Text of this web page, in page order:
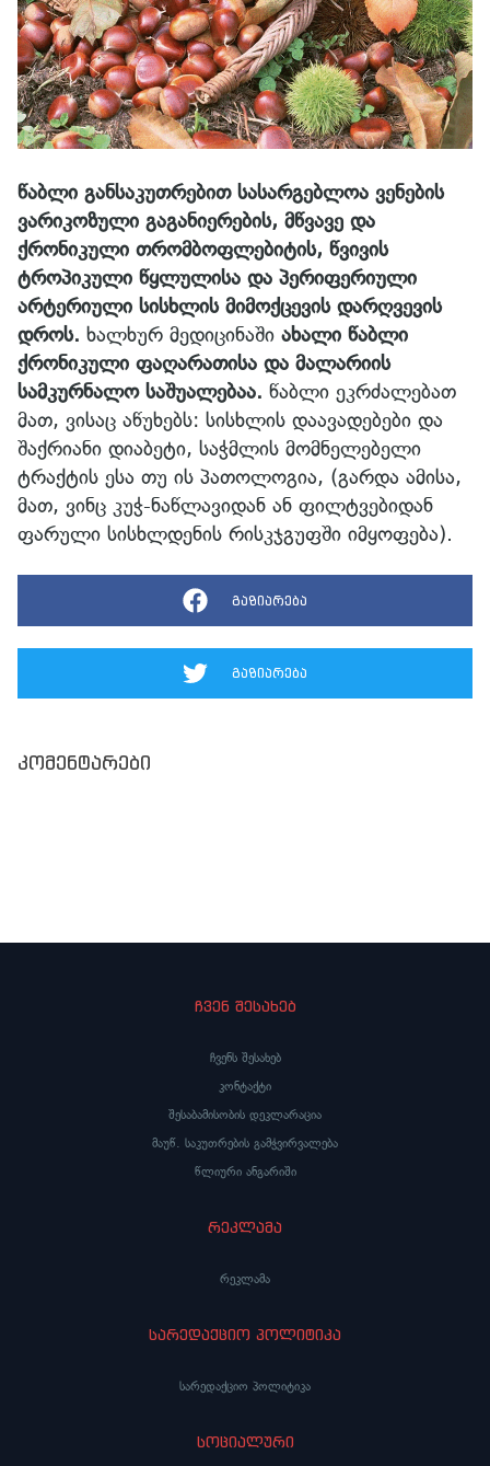
წაბლი განსაკუთრებით სასარგებლოა ვენების
ვარიკოზული გაგანიერების, მწვავე და
ქრონიკული თრომბოფლებიტის, წვივის
ტროპიკული წყლულისა და პერიფერიული
არტერიული სისხლის მიმოქცევის დარღვევის
დროს. ხალხურ მედიცინაში ახალი წაბლი
ქრონიკული ფაღარათისა და მალარიის
სამკურნალო საშუალებაა. წაბლი ეკრძალებათ
მათ, ვისაც აწუხებს: სისხლის დაავადებები და
შაქრიანი დიაბეტი, საჭმლის მომნელებელი
ტრაქტის ესა თუ ის პათოლოგია, (გარდა ამისა,
მათ, ვინც კუჭ-ნაწლავიდან ან ფილტვებიდან
ფარული სისხლდენის რისკჯგუფში იმყოფება).
გაზიარება
გაზიარება
კომენტარები
ჩვენ შესახებ
ჩვენს შესახებ
კონტაქტი
შესაბამისობის დეკლარაცია
მაუწ. საკუთრების გამჭვირვალება
წლიური ანგარიში
რეკლამა
რეკლამა
სარედაქციო პოლიტიკა
სარედაქციო პოლიტიკა
სოციალური